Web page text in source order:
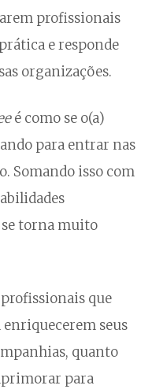
profissionais
e responde
organizações.
é como se o(a)
para entrar nas
Somando isso com
se torna muito
que
enriquecerem seus
quanto
para